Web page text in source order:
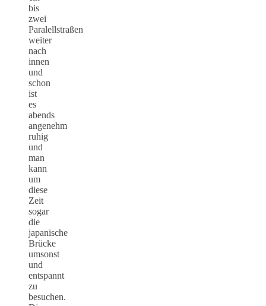
bis
zwei
Paralellstraßen
weiter
nach
innen
und
schon
ist
es
abends
angenehm
ruhig
und
man
kann
um
diese
Zeit
sogar
die
japanische
Brücke
umsonst
und
entspannt
zu
besuchen.